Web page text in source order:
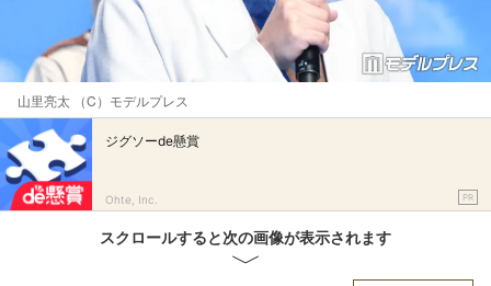
山里亮太 （C）モデルプレス
ジグソーde懸賞
Ohte, Inc. PR
スクロールすると次の画像が表示されます